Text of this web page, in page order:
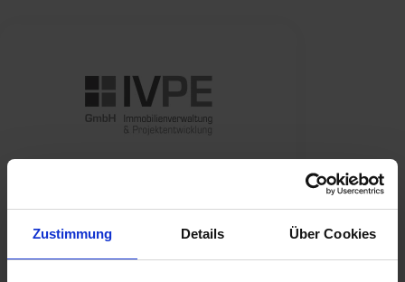
Zustimmung Details Über Cookies
Software Verbesserungspotential
hat, gibt es wohl kaum eine Preis-
Leistungsfähigere Software für die